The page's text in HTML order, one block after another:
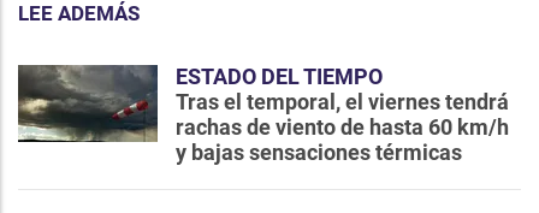
LEE ADEMÁS
ESTADO DEL TIEMPO
Tras el temporal, el viernes tendrá
rachas de viento de hasta 60 km/h
y bajas sensaciones térmicas